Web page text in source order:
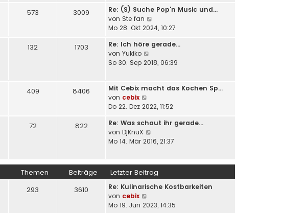
a
g
e
t
a
e
t
r
e
a
g
573 3009
Re: (S) Suche Pop'n Music und…
von Ste fan
e
e
t
B
i
a
g
Mo 28. Okt 2024, 10:27
132 1703
Re: Ich höre gerade...
von Yukiko
e
s
e
B
e
i
r
a
g
So 30. Sep 2018, 06:39
409 8406
Mit Cebix macht das Kochen Sp…
von cebix
e
e
s
t
B
e
i
r
Do 22. Dez 2022, 11:52
72 822
Re: Was schaut ihr gerade...
von DjKnuX
e
t
e
B
Mo 14. Mär 2016, 21:37
Themen Beiträge Letzter Beitrag
293 3610
Re: Kulinarische Kostbarkeiten
von cebix
e
Mo 19. Jun 2023, 14:35